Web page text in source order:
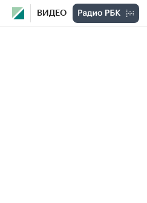
ВИДЕО